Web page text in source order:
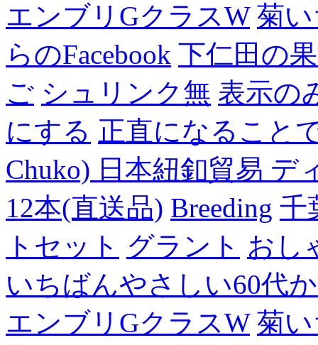
エンブリGクラスW 菊
らのFacebook 下仁田の
ご シュリンク無 表示の
にする 正直になること
Chuko) 日本紐釦貿易 デ
12本(直送品) Breeding 千
トセット グラント おし
いちばんやさしい60代
エンブリGクラスW 菊